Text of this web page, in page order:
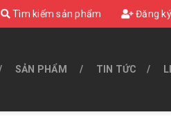
Tìm kiếm sản phẩm Đăng ký
SẢN PHẨM TIN TỨC